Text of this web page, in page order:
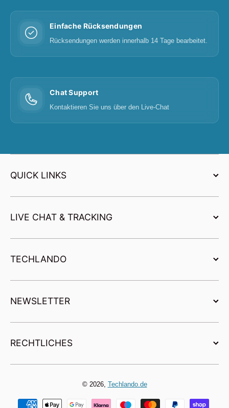
Einfache Rücksendungen
Rücksendungen werden innerhalb 14 Tage bearbeitet.
Chat Support
Kontaktieren Sie uns über den Live-Chat
QUICK LINKS
LIVE CHAT & TRACKING
TECHLANDO
NEWSLETTER
RECHTLICHES
© 2026, Techlando.de
Zahlungsmethoden